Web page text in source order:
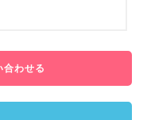
合わせる